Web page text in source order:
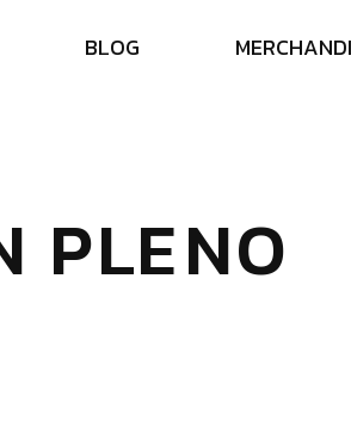
BLOG MERCHANDI
PLENO